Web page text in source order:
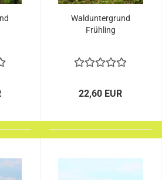
Walduntergrund
Frühling
22,60 EUR